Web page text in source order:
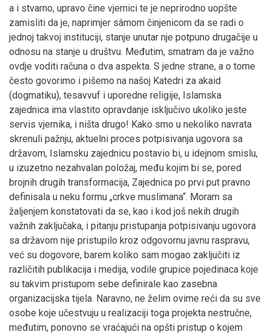
a i stvarno, upravo čine vjernici te je neprirodno uopšte
zamisliti da je, naprimjer sâmom činjenicom da se radi o
jednoj takvoj instituciji, stanje unutar nje potpuno drugačije u
odnosu na stanje u društvu. Međutim, smatram da je važno
ovdje voditi računa o dva aspekta. S jedne strane, a o tome
često govorimo i pišemo na našoj Katedri za akaid
(dogmatiku), tesavvuf i uporedne religije, Islamska
zajednica ima vlastito opravdanje isključivo ukoliko jeste
servis vjernika, i ništa drugo! Kako smo u nekoliko navrata
skrenuli pažnju, aktuelni proces potpisivanja ugovora sa
državom, Islamsku zajednicu postavio bi, u idejnom smislu,
u izuzetno nezahvalan položaj, među kojim bi se, pored
brojnih drugih transformacija, Zajednica po prvi put pravno
definisala u neku formu „crkve muslimana“. Moram sa
žaljenjem konstatovati da se, kao i kod još nekih drugih
važnih zaključaka, i pitanju pristupanja potpisivanju ugovora
sa državom nije pristupilo kroz odgovornu javnu raspravu,
već su dogovore, barem koliko sam mogao zaključiti iz
različitih publikacija i medija, vodile grupice pojedinaca koje
su takvim pristupom sebe definirale kao zasebna
organizacijska tijela. Naravno, ne želim ovime reći da su sve
osobe koje učestvuju u realizaciji toga projekta nestručne,
međutim, ponovno se vraćajući na opšti pristup o kojem